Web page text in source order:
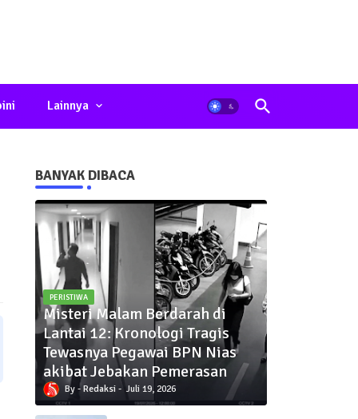
Lainnya
BANYAK DIBACA
PERISTIWA
Misteri Malam Berdarah di
Lantai 12: Kronologi Tragis
Tewasnya Pegawai BPN Nias
akibat Jebakan Pemerasan
Redaksi Juli 19, 2026